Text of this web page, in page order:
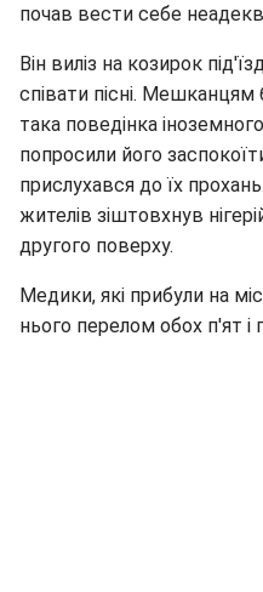
почав вести себе
Він виліз на козирок
співати пісні.
така поведінка
попросили його
прислухався до їх
жителів зіштовхнув
другого поверху.
Медики, які прибули на
нього перелом обох п'ят і